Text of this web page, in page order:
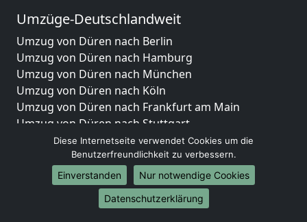
Umzüge-Deutschlandweit
Umzug von Düren nach Berlin
Umzug von Düren nach Hamburg
Umzug von Düren nach München
Umzug von Düren nach Köln
Umzug von Düren nach Frankfurt am Main
Umzug von Düren nach Stuttgart
Umzug von Düren nach Düsseldorf
Umzug von Düren nach Leipzig
Umzug von Düren nach Dortmund
Umzug von Düren nach Essen
Umzug von Düren nach Bremen
Diese Internetseite verwendet Cookies um die
Benutzerfreundlichkeit zu verbessern.
Einverstanden
Nur notwendige Cookies
Datenschutzerklärung